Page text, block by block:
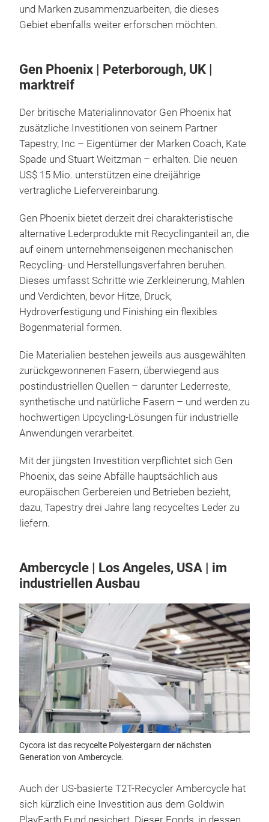
und Marken zusammenzuarbeiten, die dieses
Gebiet ebenfalls weiter erforschen möchten.
Gen Phoenix | Peterborough, UK |
marktreif
Der britische Materialinnovator Gen Phoenix hat
zusätzliche Investitionen von seinem Partner
Tapestry, Inc – Eigentümer der Marken Coach, Kate
Spade und Stuart Weitzman – erhalten. Die neuen
US$ 15 Mio. unterstützen eine dreijährige
vertragliche Liefervereinbarung.
Gen Phoenix bietet derzeit drei charakteristische
alternative Lederprodukte mit Recyclinganteil an, die
auf einem unternehmenseigenen mechanischen
Recycling- und Herstellungsverfahren beruhen.
Dieses umfasst Schritte wie Zerkleinerung, Mahlen
und Verdichten, bevor Hitze, Druck,
Hydroverfestigung und Finishing ein flexibles
Bogenmaterial formen.
Die Materialien bestehen jeweils aus ausgewählten
zurückgewonnenen Fasern, überwiegend aus
postindustriellen Quellen – darunter Lederreste,
synthetische und natürliche Fasern – und werden zu
hochwertigen Upcycling-Lösungen für industrielle
Anwendungen verarbeitet.
Mit der jüngsten Investition verpflichtet sich Gen
Phoenix, das seine Abfälle hauptsächlich aus
europäischen Gerbereien und Betrieben bezieht,
dazu, Tapestry drei Jahre lang recyceltes Leder zu
liefern.
Ambercycle | Los Angeles, USA | im
industriellen Ausbau
Cycora ist das recycelte Polyestergarn der nächsten
Generation von Ambercycle.
Auch der US-basierte T2T-Recycler Ambercycle hat
sich kürzlich eine Investition aus dem Goldwin